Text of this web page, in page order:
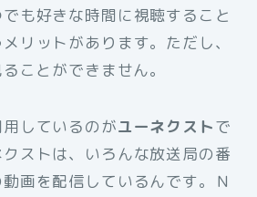
も好きな時間に視聴すること
リットがあります。ただし、
ことができません。
しているのがユーネクストで
ストは、いろんな放送局の番
画を配信しているんです。Ｎ